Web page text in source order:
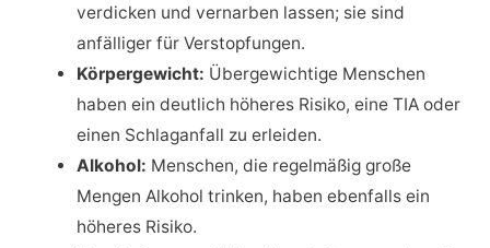
verdicken und vernarben lassen; sie sind
anfälliger für Verstopfungen.
Körpergewicht: Übergewichtige Menschen
haben ein deutlich höheres Risiko, eine TIA oder
einen Schlaganfall zu erleiden.
Alkohol: Menschen, die regelmäßig große
Mengen Alkohol trinken, haben ebenfalls ein
höheres Risiko.